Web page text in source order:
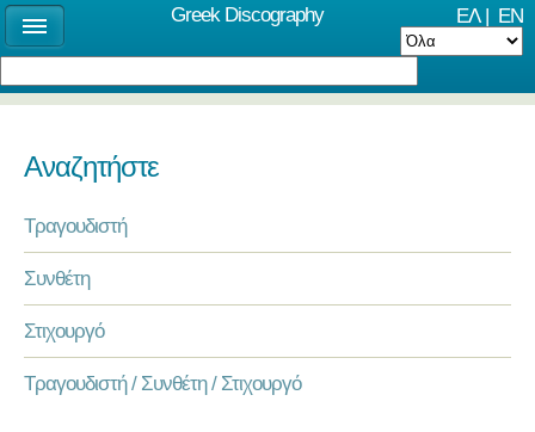
ΕΛ| EN
Αναζητήστε
Τραγουδιστή
Συνθέτη
Στιχουργό
Τραγουδιστή / Συνθέτη / Στιχουργό
Greek Discography